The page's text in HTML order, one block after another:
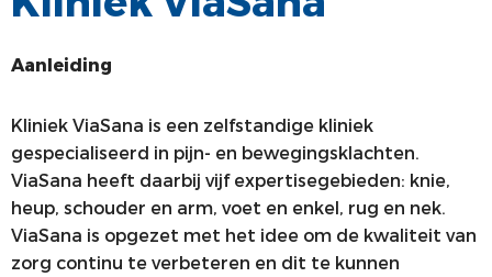
PRIJZEN EN LEZINGEN
STATUTEN EN REGLEMENTEN
PERSCONTACT
PATIËNTENVOORLICHTING
MEDISCHE INDUSTRIE
GEDRAGSREGELS
Aanleiding
Kliniek ViaSana is een zelfstandige kliniek
gespecialiseerd in pijn- en bewegingsklachten.
ViaSana heeft daarbij vijf expertisegebieden: knie,
heup, schouder en arm, voet en enkel, rug en nek.
ViaSana is opgezet met het idee om de kwaliteit van
zorg continu te verbeteren en dit te kunnen